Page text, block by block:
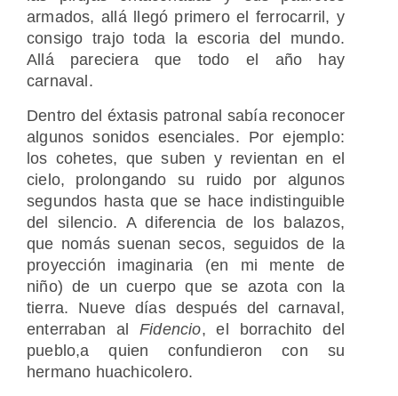
armados, allá llegó primero el ferrocarril, y
consigo trajo toda la escoria del mundo.
Allá pareciera que todo el año hay
carnaval.
Dentro del éxtasis patronal sabía reconocer
algunos sonidos esenciales. Por ejemplo:
los cohetes, que suben y revientan en el
cielo, prolongando su ruido por algunos
segundos hasta que se hace indistinguible
del silencio. A diferencia de los balazos,
que nomás suenan secos, seguidos de la
proyección imaginaria (en mi mente de
niño) de un cuerpo que se azota con la
tierra. Nueve días después del carnaval,
enterraban al Fidencio, el borrachito del
pueblo,a quien confundieron con su
hermano huachicolero.